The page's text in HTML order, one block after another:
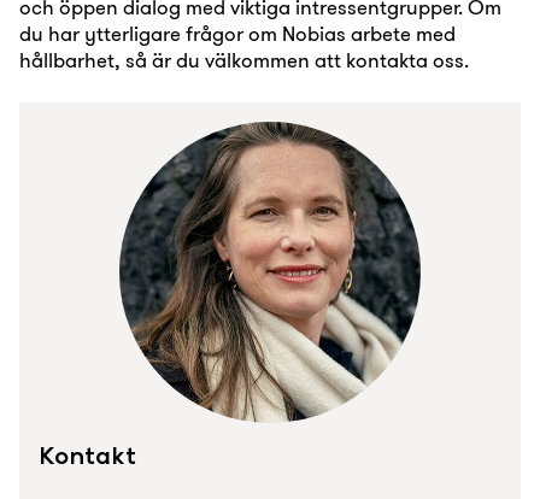
och öppen dialog med viktiga intressentgrupper. Om
du har ytterligare frågor om Nobias arbete med
hållbarhet, så är du välkommen att kontakta oss.
Kontakt